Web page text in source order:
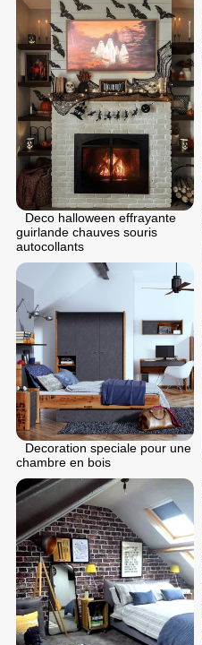
Deco halloween effrayante
guirlande chauves souris
autocollants
Decoration speciale pour une
chambre en bois